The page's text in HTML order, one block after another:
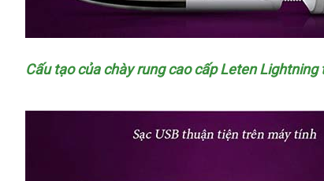
Cấu tạochính
của chày rung cao cấp Leten